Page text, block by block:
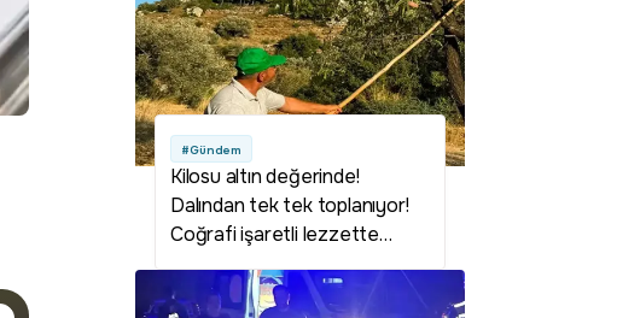
#Gündem
Kilosu altın değerinde!
Dalından tek tek toplanıyor!
Coğrafi işaretli lezzette